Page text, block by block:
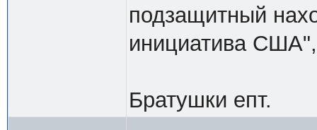
подзащитный
инициатива
Братушки епт.